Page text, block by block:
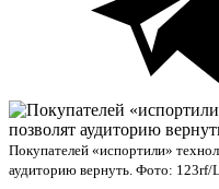
Покупателей «испортили»
аудиторию вернуть. Фото: 123rf/